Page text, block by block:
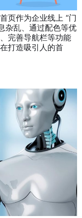
页作为企业线上 “门
杂乱、通过配色等优
完善导航栏等功能
打造吸引人的首